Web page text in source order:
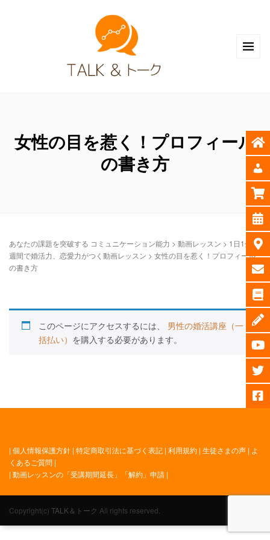
女性の目を惹く！プロフィール
の書き方
あなたの課題を突破する コミュニケーション能力 > 動画レッスン > 1日1分 8
週間で婚活力、恋愛力がつく動画レッスン > 女性の目を惹く！プロフィール
の書き方
このページにアクセスするには、 男性の婚活講座（一
括払い） を購入する必要があります。
| 個人情報保護方針 | 特定商取引法に基づく表記 | 利用規約 | 生徒さまの声 | よ
くあるご質問 |
| 動画レッスンの「受講期間延長」「解約」申請 |
Copyright(c) TALK＆トーク All rights reserved.